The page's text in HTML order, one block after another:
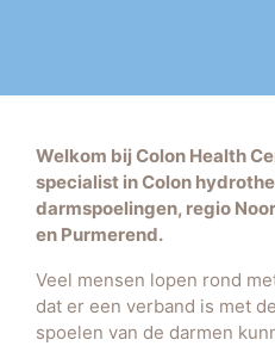
Welkom bij Colon Health
specialist in Colon
darmspoelingen, regio
en Purmerend.
Veel mensen lopen rond
dat er een verband is met
spoelen van de darmen